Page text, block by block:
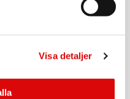
Visa detaljer
Rek: 349,00 kr